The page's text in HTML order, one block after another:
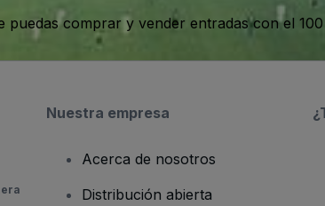
puedas comprar y vender entradas con el
Nuestra empresa
Acerca de nosotros
Distribución abierta